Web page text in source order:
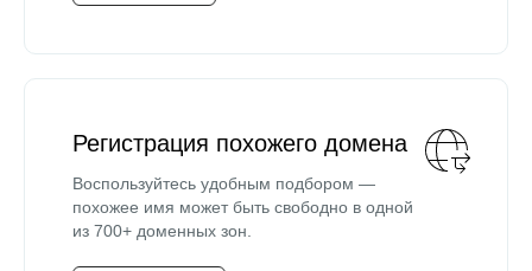
Регистрация похожего домена
Воспользуйтесь удобным подбором —
похожее имя может быть свободно в одной
из 700+ доменных зон.